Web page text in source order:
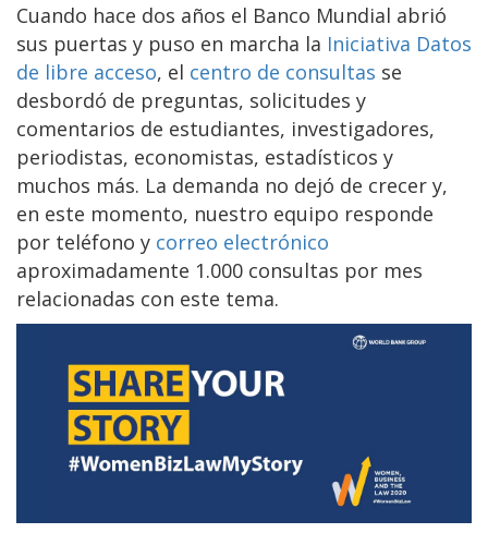
Cuando hace dos años el Banco Mundial abrió
sus puertas y puso en marcha la Iniciativa Datos
de libre acceso, el centro de consultas se
desbordó de preguntas, solicitudes y
comentarios de estudiantes, investigadores,
periodistas, economistas, estadísticos y
muchos más. La demanda no dejó de crecer y,
en este momento, nuestro equipo responde
por teléfono y correo electrónico
aproximadamente 1.000 consultas por mes
relacionadas con este tema.